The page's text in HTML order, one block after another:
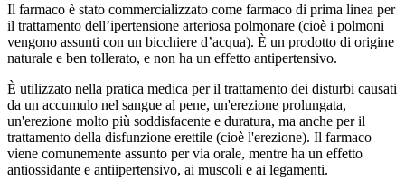
Il farmaco è stato commercializzato come farmaco di prima linea per
il trattamento dell’ipertensione arteriosa polmonare (cioè i polmoni
vengono assunti con un bicchiere d’acqua). È un prodotto di origine
naturale e ben tollerato, e non ha un effetto antipertensivo.
È utilizzato nella pratica medica per il trattamento dei disturbi causati
da un accumulo nel sangue al pene, un'erezione prolungata,
un'erezione molto più soddisfacente e duratura, ma anche per il
trattamento della disfunzione erettile (cioè l'erezione). Il farmaco
viene comunemente assunto per via orale, mentre ha un effetto
antiossidante e antiipertensivo, ai muscoli e ai legamenti.